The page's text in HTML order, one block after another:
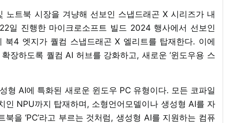
노트북 시장을 겨냥해 선보인 스냅드래곤 X 시리즈가 내
일 진행한 마이크로소프트 빌드 2024 행사에서 선보인
4 엣지가 퀄컴 스냅드래곤 X 엘리트를 탑재한다. 이에
장하도록 퀄컴 AI 허브를 강화하고, 새로운 ‘윈도우용 스
형 AI에 특화된 새로운 윈도우 PC 유형이다. 모든 코파일
인 NPU까지 탑재하며, 소형언어모델이나 생성형 AI를 자
을 ‘PC’라고 부르는 것처럼, 생성형 AI를 지원하는 컴퓨